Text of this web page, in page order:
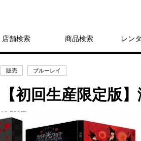
店舗検索 商品検索 レン
販売 ブルーレイ
【初回生産限定版
16,500円
発売日：2025年8月6日